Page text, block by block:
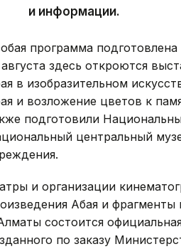
и информации.
программа
августа здесь откроются
в изобразительном
и возложение цветов к
подготовили
центральный
и организации
Абая и фрагменты
состоится
по заказу